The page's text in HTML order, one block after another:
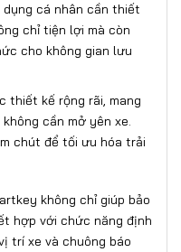
cá nhân cần thiết
chỉ tiện lợi mà còn
cho không gian lưu
thiết kế rộng rãi, mang
cần mở yên xe.
chút để tối ưu hóa trải
không chỉ giúp bảo
hợp với chức năng định
trí xe và chuông báo